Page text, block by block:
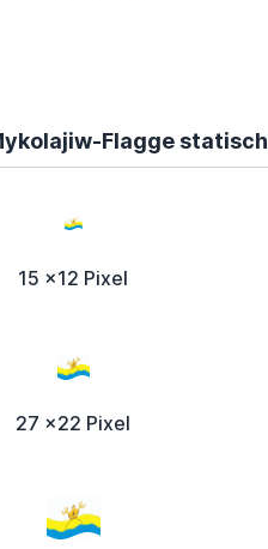
Flagge statisch
15 x12 Pixel
27 x22 Pixel